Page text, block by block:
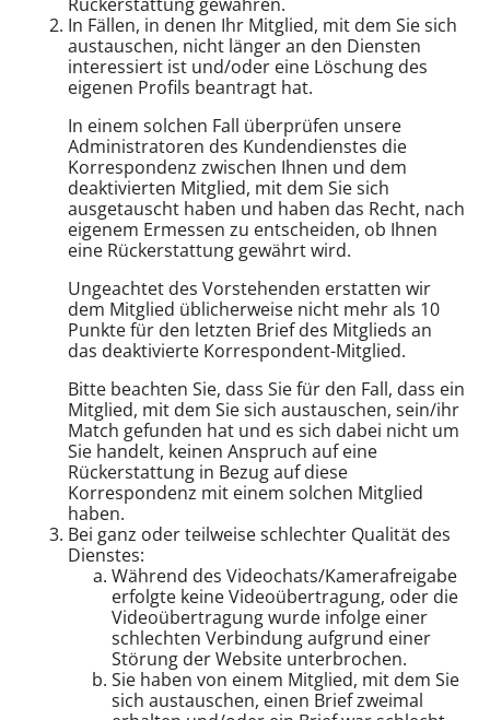
In Fällen, in denen Ihr Mitglied, mit dem Sie sich
austauschen, nicht länger an den Diensten
interessiert ist und/oder eine Löschung des
eigenen Profils beantragt hat.
In einem solchen Fall überprüfen unsere
Administratoren des Kundendienstes die
Korrespondenz zwischen Ihnen und dem
deaktivierten Mitglied, mit dem Sie sich
ausgetauscht haben und haben das Recht, nach
eigenem Ermessen zu entscheiden, ob Ihnen
eine Rückerstattung gewährt wird.
Ungeachtet des Vorstehenden erstatten wir
dem Mitglied üblicherweise nicht mehr als 10
Punkte für den letzten Brief des Mitglieds an
das deaktivierte Korrespondent-Mitglied.
Bitte beachten Sie, dass Sie für den Fall, dass ein
Mitglied, mit dem Sie sich austauschen, sein/ihr
Match gefunden hat und es sich dabei nicht um
Sie handelt, keinen Anspruch auf eine
Rückerstattung in Bezug auf diese
Korrespondenz mit einem solchen Mitglied
haben.
Bei ganz oder teilweise schlechter Qualität des
Dienstes:
Während des Videochats/Kamerafreigabe
erfolgte keine Videoübertragung, oder die
Videoübertragung wurde infolge einer
schlechten Verbindung aufgrund einer
Störung der Website unterbrochen.
Sie haben von einem Mitglied, mit dem Sie
sich austauschen, einen Brief zweimal